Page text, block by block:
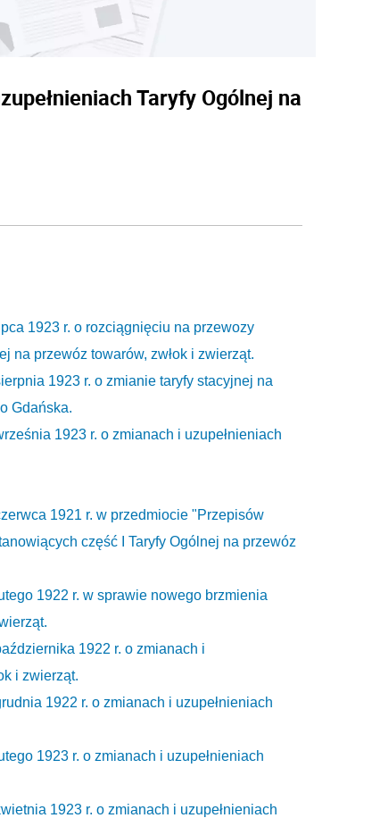
Taryfy Ogólnej na
1923 r. o rozciągnięciu na przewozy
na przewóz towarów, zwłok i zwierząt.
1923 r. o zmianie taryfy stacyjnej na
Gdańska.
1923 r. o zmianach i uzupełnieniach
1921 r. w przedmiocie "Przepisów
część I Taryfy Ogólnej na przewóz
1922 r. w sprawie nowego brzmienia
1922 r. o zmianach i
i zwierząt.
1922 r. o zmianach i uzupełnieniach
1923 r. o zmianach i uzupełnieniach
1923 r. o zmianach i uzupełnieniach